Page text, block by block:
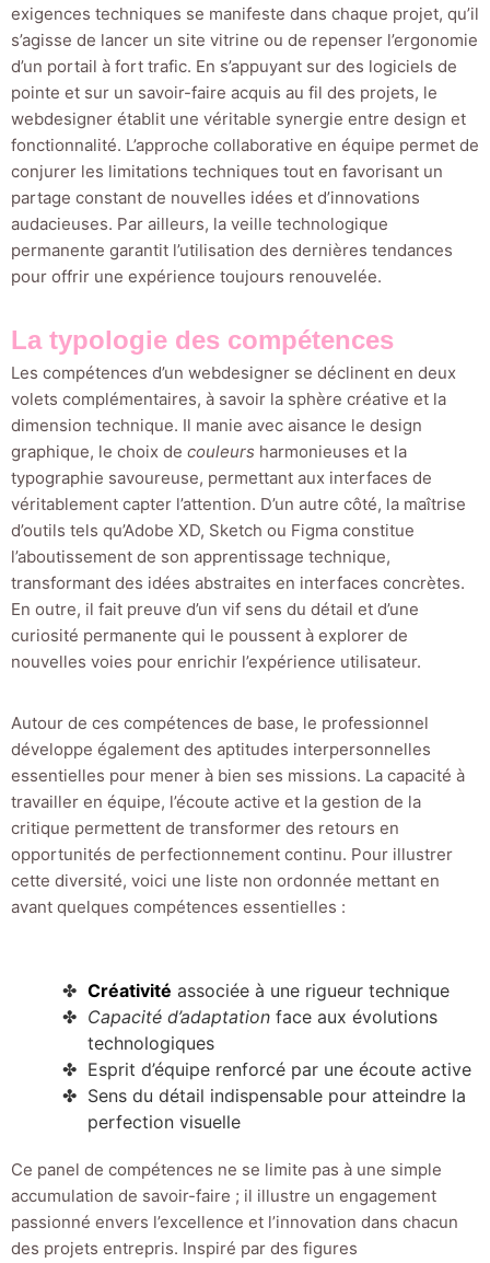
exigences techniques se manifeste dans chaque projet, qu’il
s’agisse de lancer un site vitrine ou de repenser l’ergonomie
d’un portail à fort trafic. En s’appuyant sur des logiciels de
pointe et sur un savoir-faire acquis au fil des projets, le
webdesigner établit une véritable synergie entre design et
fonctionnalité. L’approche collaborative en équipe permet de
conjurer les limitations techniques tout en favorisant un
partage constant de nouvelles idées et d’innovations
audacieuses. Par ailleurs, la veille technologique
permanente garantit l’utilisation des dernières tendances
pour offrir une expérience toujours renouvelée.
La typologie des compétences
Les compétences d’un webdesigner se déclinent en deux
volets complémentaires, à savoir la sphère créative et la
dimension technique. Il manie avec aisance le design
graphique, le choix de couleurs harmonieuses et la
typographie savoureuse, permettant aux interfaces de
véritablement capter l’attention. D’un autre côté, la maîtrise
d’outils tels qu’Adobe XD, Sketch ou Figma constitue
l’aboutissement de son apprentissage technique,
transformant des idées abstraites en interfaces concrètes.
En outre, il fait preuve d’un vif sens du détail et d’une
curiosité permanente qui le poussent à explorer de
nouvelles voies pour enrichir l’expérience utilisateur.
Autour de ces compétences de base, le professionnel
développe également des aptitudes interpersonnelles
essentielles pour mener à bien ses missions. La capacité à
travailler en équipe, l’écoute active et la gestion de la
critique permettent de transformer des retours en
opportunités de perfectionnement continu. Pour illustrer
cette diversité, voici une liste non ordonnée mettant en
avant quelques compétences essentielles :
Créativité associée à une rigueur technique
Capacité d’adaptation face aux évolutions
technologiques
Esprit d’équipe renforcé par une écoute active
Sens du détail indispensable pour atteindre la
perfection visuelle
Ce panel de compétences ne se limite pas à une simple
accumulation de savoir-faire ; il illustre un engagement
passionné envers l’excellence et l’innovation dans chacun
des projets entrepris. Inspiré par des figures